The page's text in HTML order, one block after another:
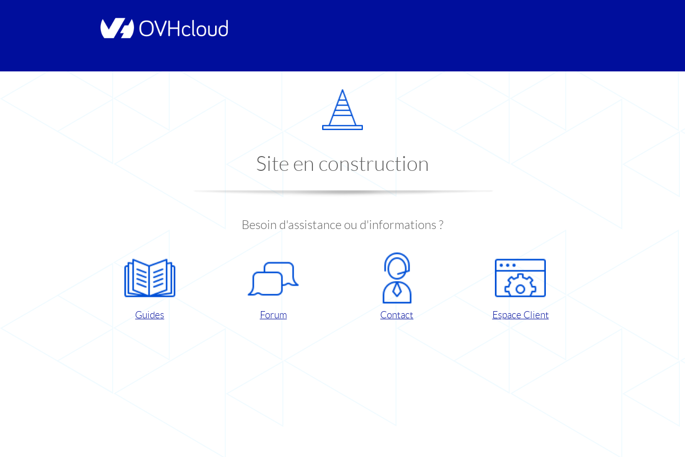
Site en construction
Besoin d'assistance ou d'informations ?
Guides Forum Contact Espace Client